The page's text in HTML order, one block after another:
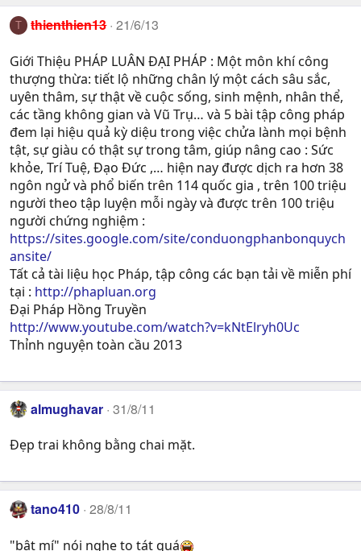
T thienthien13 21/6/13
Giới Thiệu PHÁP LUÂN ĐẠI PHÁP : Một môn khí công
thượng thừa: tiết lộ những chân lý một cách sâu sắc,
uyên thâm, sự thật về cuộc sống, sinh mệnh, nhân thể,
các tầng không gian và Vũ Trụ… và 5 bài tập công pháp
đem lại hiệu quả kỳ diệu trong việc chửa lành mọi bệnh
tật, sự giàu có thật sự trong tâm, giúp nâng cao : Sức
khỏe, Trí Tuệ, Ðạo Ðức ,… hiện nay được dịch ra hơn 38
ngôn ngử và phổ biến trên 114 quốc gia , trên 100 triệu
người theo tập luyện mỗi ngày và được trên 100 triệu
người chứng nghiệm :
https://sites.google.com/site/conduongphanbonquych
ansite/
Tất cả tài liệu học Pháp, tập công các bạn tải về miễn phí
tại : http://phapluan.org
Đại Pháp Hồng Truyền
http://www.youtube.com/watch?v=kNtElryh0Uc
Thỉnh nguyện toàn cầu 2013
almughavar 31/8/11
Đẹp trai không bằng chai mặt.
tano410 28/8/11
"bật mí" nói nghe to tát quá